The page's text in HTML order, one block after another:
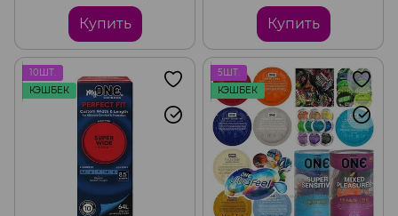
Купить Купить
10ШТ.
КЭШБЕК
5ШТ.
КЭШБЕК